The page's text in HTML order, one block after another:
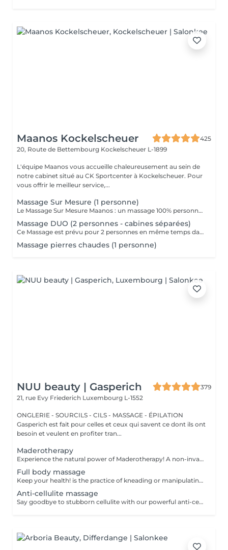
Maanos Kockelscheuer
425
20, Route de Bettembourg Kockelscheuer L-1899
L'équipe Maanos vous accueille chaleureusement au sein de
notre cabinet situé au CK Sportcenter à Kockelscheuer. Pour
vous offrir le meilleur service,...
Massage Sur Mesure (1 personne)
Le Massage Sur Mesure Maanos : un massage 100% personnalisé en fonction de vos besoins et de vos envies !
Massage DUO (2 personnes - cabines séparées)
Ce Massage est prévu pour 2 personnes en même temps dans 2 CABINES SÉPARÉES. Les 2 massages seront Sur Mesure, en fonction des envies et des besoins de chacun. -> Pour une cabine Duo voir Limpertsberg, Soleuvre ou Marnach.
Massage pierres chaudes (1 personne)
NUU beauty | Gasperich
379
21, rue Evy Friederich Luxembourg L-1552
ONGLERIE - SOURCILS - CILS - MASSAGE - ÉPILATION
Gasperich est fait pour celles et ceux qui savent ce dont ils ont
besoin et veulent en profiter tran...
Maderotherapy
Experience the natural power of Maderotherapy! A non-invasive body sculpting technique that uses specially designed wooden tools to stimulate circulation, reduce cellulite, and contour the body. Originating from Colombia, this therapy promotes lymphatic drainage, boosts metabolism, and helps eliminate toxins all while deeply relaxing the body and mind. Age restrictions: recommended to do from 16 years. Post procedure recommendations: do not do sport and any sharp movements for 2-3 hours after the procedure. Frequency: 2-3 times per week, 10 times in total. Repeat once in 3-6 months.
Full body massage
Keep your health! is the practice of kneading or manipulating a person's muscles and other soft-tissue in order to reduce stress, reduce muscle pain, increase relaxation and improve the work of the immune system. Age restrictions: there are no age restrictions for this procedure. Post procedure recommendations: do not do sport and any sharp movements 2-3 hours after the procedure. Frequency: 1-2 times per week, 10 times in total. Repeat once in 3-6 months.
Anti-cellulite massage
Say goodbye to stubborn cellulite with our powerful anti-cellulite massage! This intensive treatment uses firm, targeted techniques to stimulate circulation, break down fat deposits, and smooth the skin's texture. By enhancing lymphatic flow and increasing metabolism, it visibly reduces the appearance of dimples and improves overall skin tone. Ideal as part of a body contouring plan. Age restrictions: recommended to do from 16 years. Post procedure recommendations: do not do sport and any sharp movements for 2-3 hours after the procedure. Frequency: 2-3 times per week, 10 times in total. Repeat once in 3-6 months.